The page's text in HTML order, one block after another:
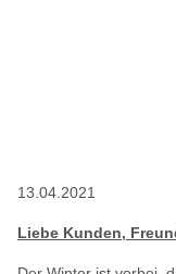
13.04.2021
Liebe Kunden,